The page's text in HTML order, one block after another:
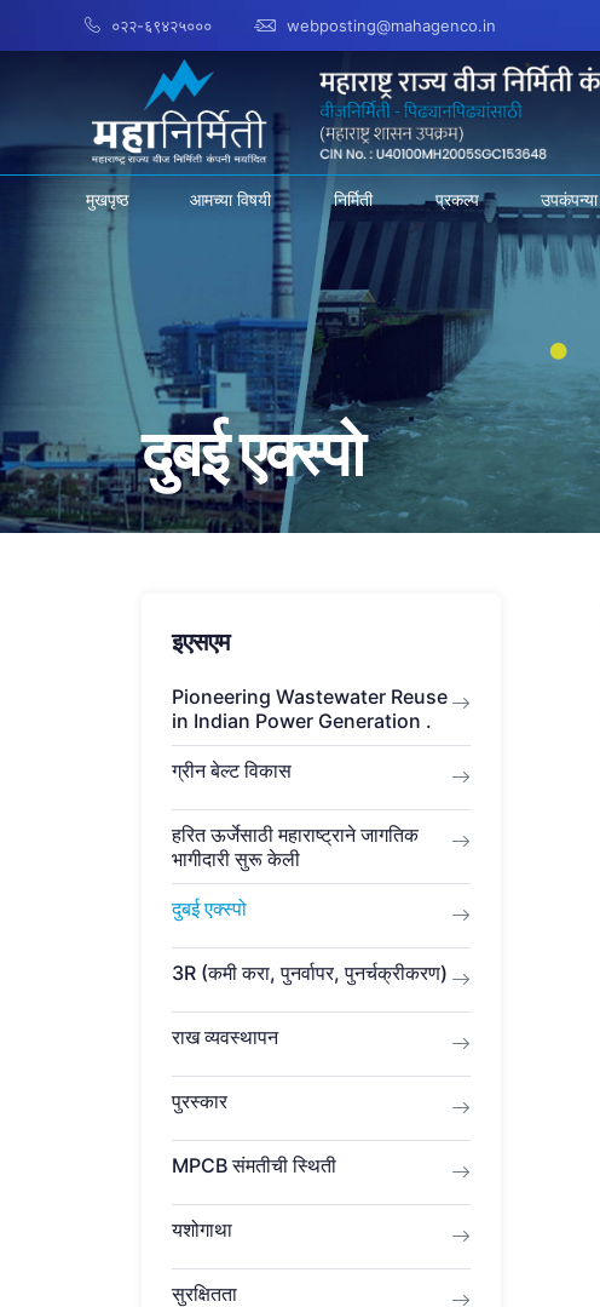
०२२-६९४२५००० webposting@mahagenco.in
मुखपृष्ठ आमच्या विषयी निर्मिती प्रकल्प उपकंपन्या
दुबई एक्स्पो
इएसएम
Pioneering Wastewater Reuse
in Indian Power Generation .
ग्रीन बेल्ट विकास
हरित ऊर्जेसाठी महाराष्ट्राने जागतिक
भागीदारी सुरू केली
दुबई एक्स्पो
3R (कमी करा, पुनर्वापर, पुनर्चक्रीकरण)
राख व्यवस्थापन
पुरस्कार
MPCB ​​संमतीची स्थिती
यशोगाथा
सुरक्षितता